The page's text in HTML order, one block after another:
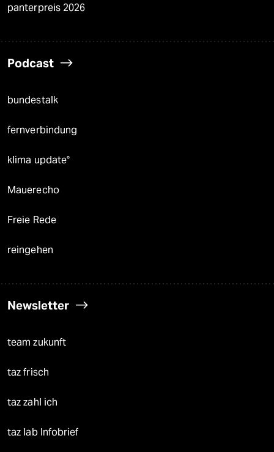
panterpreis 2026
Podcast
bundestalk
fernverbindung
klima update°
Mauerecho
Freie Rede
reingehen
Newsletter
team zukunft
taz frisch
taz zahl ich
taz lab Infobrief